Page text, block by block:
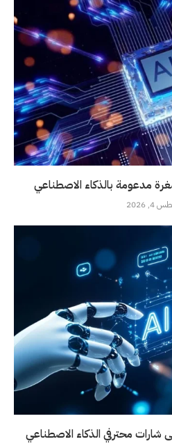
مدعومة بالذكاء الاصطناعي
2026
محترفي الذكاء الاصطناعي